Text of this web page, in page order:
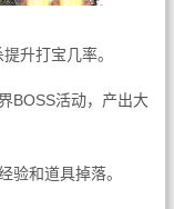
升打宝几率。
BOSS活动，产出大
验和道具掉落。